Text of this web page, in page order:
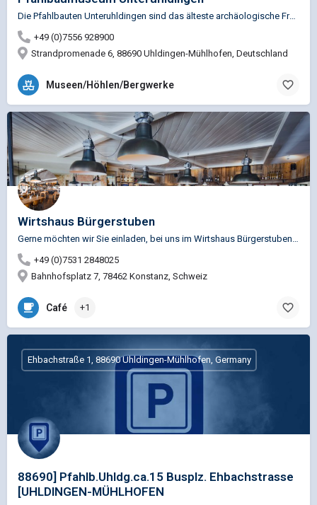
Die Pfahlbauten Unteruhldingen sind das älteste archäologische Freilichtmuseum Deutschlands. Eine Zeitreise…
+49 (0)7556 928900
Strandpromenade 6, 88690 Uhldingen-Mühlhofen, Deutschland
Museen/Höhlen/Bergwerke
Wirtshaus Bürgerstuben
+49 (0)7531 2848025
Bahnhofsplatz 7, 78462 Konstanz, Schweiz
Café +1
88690] Pfahlb.Uhldg.ca.15 Busplz. Ehbachstrasse
[UHLDINGEN-MÜHLHOFEN
Ehbachstraße 1, 88690 Uhldingen-Mühlhofen, Germany